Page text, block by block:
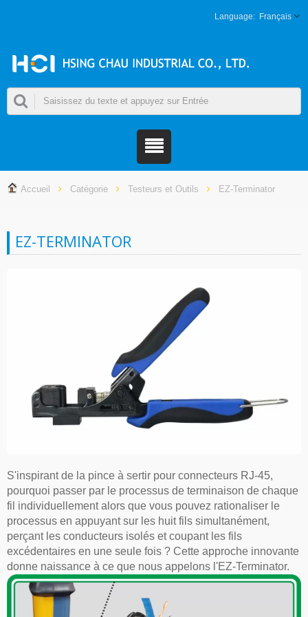
Français
Accueil Catégorie Testeurs et Outils EZ-Terminator
EZ-TERMINATOR
S'inspirant de la pince à sertir pour connecteurs RJ-45,
pourquoi passer par le processus de terminaison de chaque
fil individuellement alors que vous pouvez rationaliser le
processus en appuyant sur les huit fils simultanément,
perçant les conducteurs isolés et coupant les fils
excédentaires en une seule fois ? Cette approche innovante
donne naissance à ce que nous appelons l'EZ-Terminator.